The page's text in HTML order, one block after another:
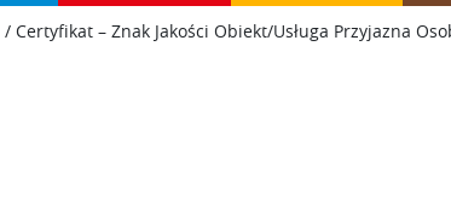
/ Certyfikat – Znak Jakości Obiekt/Usługa Przyjazna